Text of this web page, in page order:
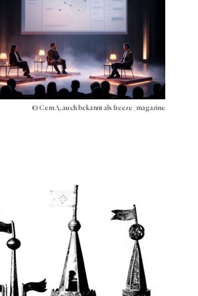
© Cem A, auch bekannt als freeze_magazine